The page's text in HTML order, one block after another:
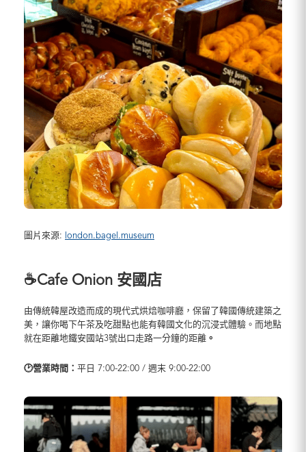
圖片來源: london.bagel.museum
☕Cafe Onion 安國店
由傳統韓屋改造而成的現代式烘焙咖啡廳，保留了韓國傳統建築之
美，讓你喝下午茶及吃甜點也能有韓國文化的沉浸式體驗。而地點
就在距離地鐵安國站3號出口走路一分鐘的距離 。
🕑營業時間： 平日 7:00-22:00 / 週末 9:00-22:00